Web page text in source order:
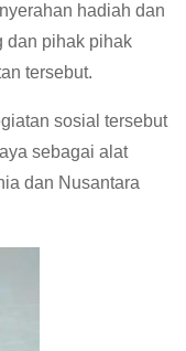
hadiah dan
dan pihak pihak
tersebut.
sosial tersebut
sebagai alat
dan Nusantara